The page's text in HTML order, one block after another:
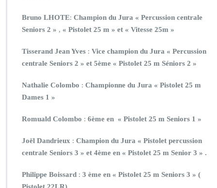
Bruno LHOTE: Champion du Jura « Percussion centrale
Seniors 2 » , « Pistolet 25 m » et « Vitesse 25m »
Tisserand Jean Yves : Vice champion du Jura « Percussion
centrale Seniors 2 » et 5ème « Pistolet 25 m Séniors 2 »
Nathalie Colombo : Championne du Jura « Pistolet 25 m
Dames 1 »
Romuald Colombo : 6ème en « Pistolet 25 m Seniors 1 »
Joël Dandrieux : Champion du Jura « Pistolet percussion
centrale Seniors 3 » et 4ème en « Pistolet 25 m Senior 3 » .
Philippe Boissard : 3 ème en « Pistolet 25 m Seniors 3 » (